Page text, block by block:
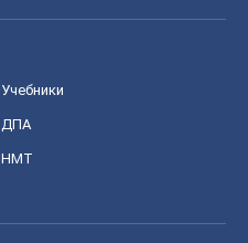
Учебники
ДПА
НМТ